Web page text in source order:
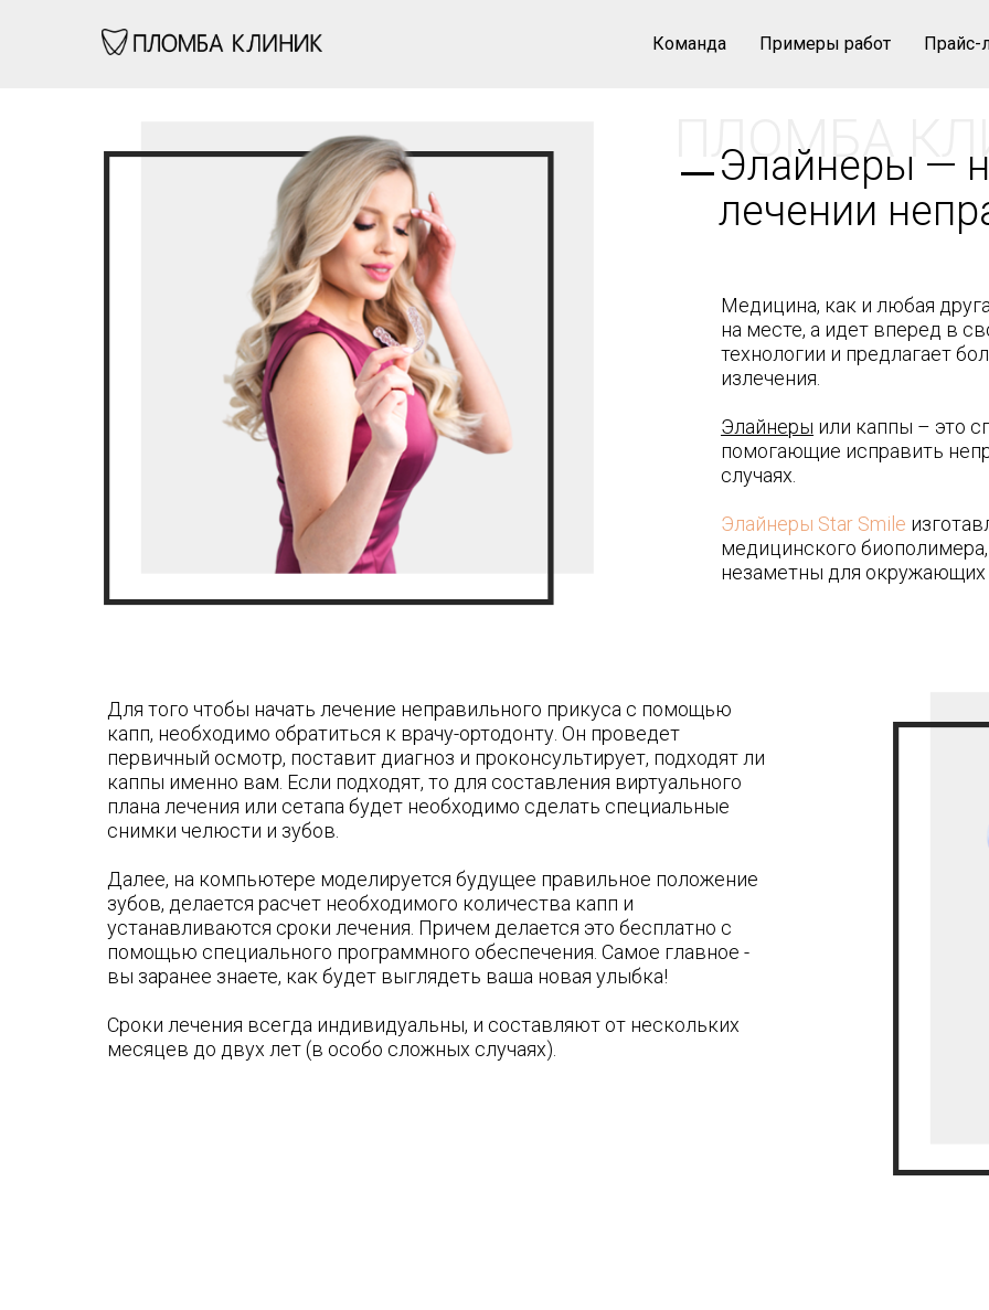
Команда Примеры работ Прайс-
ПЛОМБА
Медицина, как и любая
на месте, а идет вперед в
технологии и предлагает
излечения.
Элайнеры или каппы – это
помогающие исправить
случаях.
Элайнеры Star Smile
медицинского
незаметны для
Элайнеры —
лечении
Для того чтобы начать лечение неправильного прикуса с помощью
капп, необходимо обратиться к врачу-ортодонту. Он проведет
первичный осмотр, поставит диагноз и проконсультирует, подходят ли
каппы именно вам. Если подходят, то для составления виртуального
плана лечения или сетапа будет необходимо сделать специальные
снимки челюсти и зубов.
Далее, на компьютере моделируется будущее правильное положение
зубов, делается расчет необходимого количества капп и
устанавливаются сроки лечения. Причем делается это бесплатно с
помощью специального программного обеспечения. Самое главное -
вы заранее знаете, как будет выглядеть ваша новая улыбка!
Сроки лечения всегда индивидуальны, и составляют от нескольких
месяцев до двух лет (в особо сложных случаях).